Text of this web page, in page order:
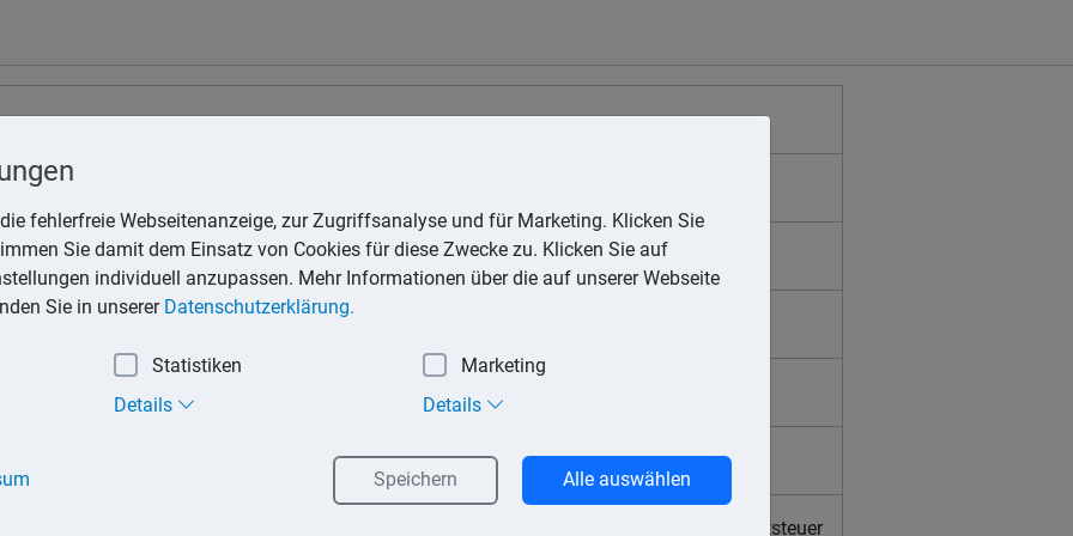
Lohnsteuer, Kirchensteuer zur Lohnsteuer
Sozialversicherungsbeiträge
Lohnsteuer, Kirchensteuer zur Lohnsteuer
Grundsteuer
Lohnsteuer, Kirchensteuer zur Lohnsteuer, Einkommensteuer, Kirchensteuer, Körperschaftsteuer
fehlerfreie Webseitenanzeige, zur Zugriffsanalyse und für Marketing. Klicken Sie
Sie damit dem Einsatz von Cookies für diese Zwecke zu. Klicken Sie auf
individuell anzupassen. Mehr Informationen über die auf unserer Webseite
Sie in unserer Datenschutzerklärung.
Statistiken
Marketing
Details Details
Speichern Alle auswählen